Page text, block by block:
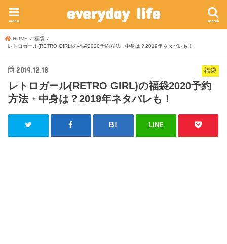
everyday life search
menu
HOME
福袋
レトロガール(RETRO GIRL)の福袋2020予約方法・中身は？2019年ネタバレも！
福袋
2019.12.18
レトロガール(RETRO GIRL)の福袋2020予約
方法・中身は？2019年ネタバレも！
LINE